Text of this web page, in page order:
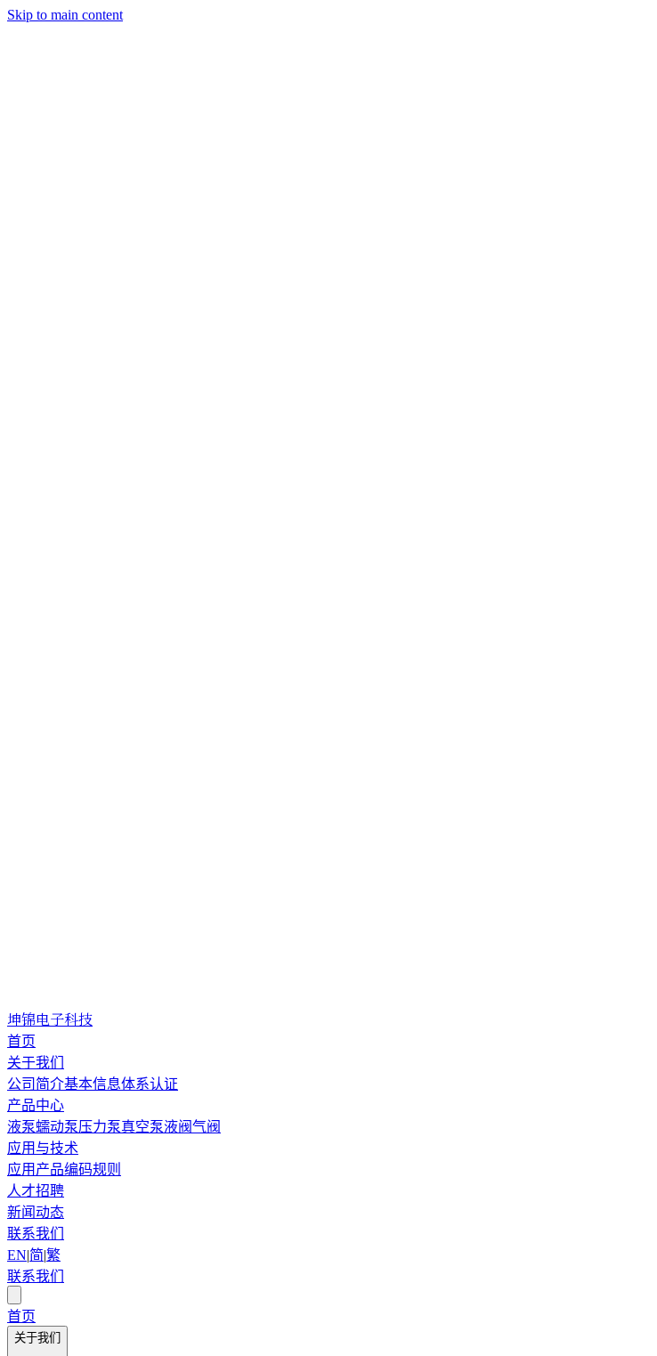
Skip to main content
坤锦电子科技
首页
关于我们
公司简介基本信息体系认证
产品中心
液泵蠕动泵压力泵真空泵液阀气阀
应用与技术
应用 产品编码规则
人才招聘
新闻动态
联系我们
EN|简|繁
联系我们
首页
关于我们